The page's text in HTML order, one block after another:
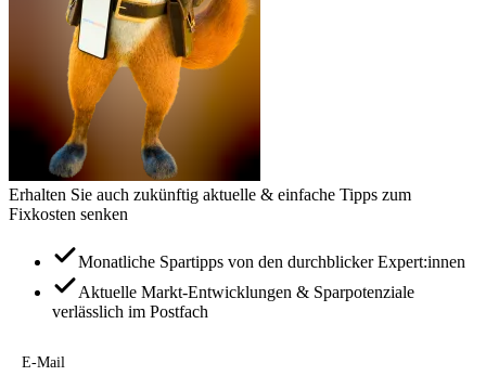
Erhalten Sie auch zukünftig aktuelle & einfache Tipps zum
Fixkosten senken
Monatliche Spartipps von den durchblicker Expert:innen
Aktuelle Markt-Entwicklungen & Sparpotenziale
verlässlich im Postfach
E-Mail